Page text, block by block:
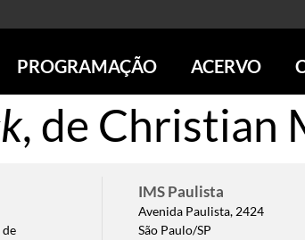
PROGRAMAÇÃO
AGENDA
SÃO PAULO
POÇOS DE CALDAS
ACERVO
PESQUISE NO
SOBRE O ACERVO
ICONOGRAFIA
LITERATURA
, de Christian
de
IMS Paulista
Avenida Paulista, 2424
São Paulo/SP